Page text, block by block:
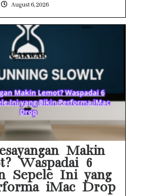
August 6, 2026
Makin
Waspadai 6
Sepele Ini yang
iMac Drop